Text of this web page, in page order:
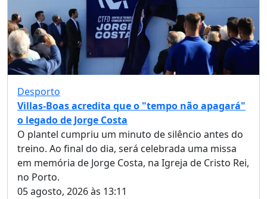
Desporto
Villas-Boas acredita que o "tempo não apagará"
o legado de Jorge Costa
O plantel cumpriu um minuto de silêncio antes do
treino. Ao final do dia, será celebrada uma missa
em memória de Jorge Costa, na Igreja de Cristo Rei,
no Porto.
05 agosto, 2026 às 13:11